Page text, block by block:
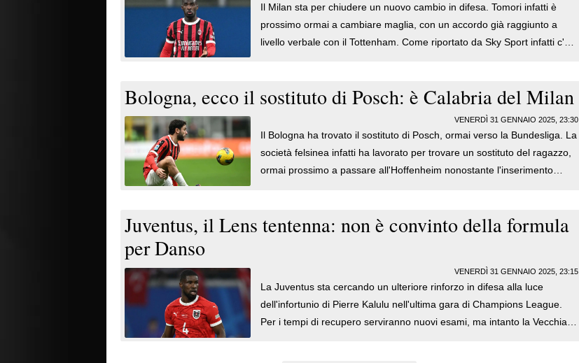
Il Milan sta per chiudere un nuovo cambio in difesa. Tomori infatti è
prossimo ormai a cambiare maglia, con un accordo già raggiunto a
livello verbale con il Tottenham. Come riportato da Sky Sport infatti c'è
Goglichidze dell'Empoli, ragazzo che sta ben figurando all'Empoli.
Bologna, ecco il sostituto di Posch: è Calabria del Milan
VENERDÌ 31 GENNAIO 2025, 23:30
Il Bologna ha trovato il sostituto di Posch, ormai verso la Bundesliga. La
società felsinea infatti ha lavorato per trovare un sostituto del ragazzo,
ormai prossimo a passare all'Hoffenheim nonostante l'inserimento
Milan e che è pronto ad abbracciare la causa di Italiano.
Juventus, il Lens tentenna: non è convinto della formula
per Danso
VENERDÌ 31 GENNAIO 2025, 23:15
La Juventus sta cercando un ulteriore rinforzo in difesa alla luce
dell'infortunio di Pierre Kalulu nell'ultima gara di Champions League.
Per i tempi di recupero serviranno nuovi esami, ma intanto la Vecchia